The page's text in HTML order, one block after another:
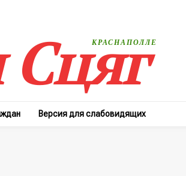
КРАСНАПОЛЛЕ
Версия для слабовидящих